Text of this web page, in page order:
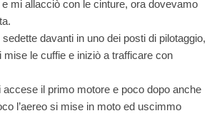
mi allacciò con le cinture, ora dovevamo
davanti in uno dei posti di pilotaggio,
mise le cuffie e iniziò a trafficare con
il primo motore e poco dopo anche
l’aereo si mise in moto ed uscimmo